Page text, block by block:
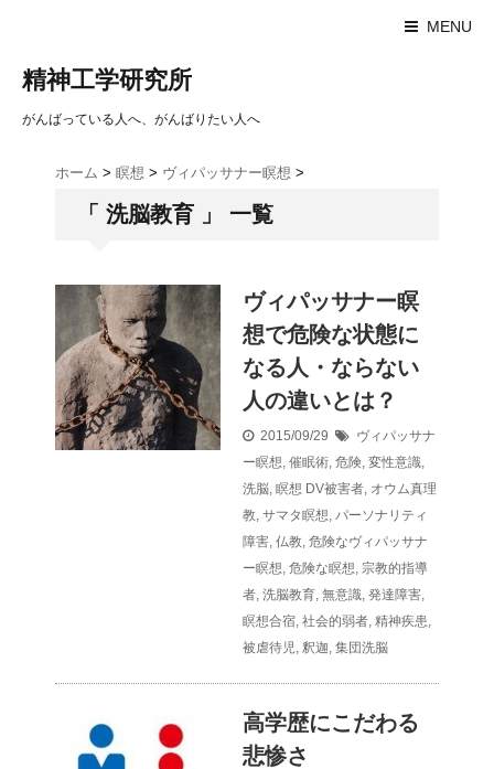
MENU
精神工学研究所
がんばっている人へ、がんばりたい人へ
ホーム > 瞑想 > ヴィパッサナー瞑想 >
「 洗脳教育 」 一覧
ヴィパッサナー瞑
想で危険な状態に
なる人・ならない
人の違いとは？
2015/09/29
ヴィパッサナ
ー瞑想, 催眠術, 危険, 変性意識,
洗脳, 瞑想 DV被害者, オウム真理
教, サマタ瞑想, パーソナリティ
障害, 仏教, 危険なヴィパッサナ
ー瞑想, 危険な瞑想, 宗教的指導
者, 洗脳教育, 無意識, 発達障害,
瞑想合宿, 社会的弱者, 精神疾患,
被虐待児, 釈迦, 集団洗脳
高学歴にこだわる
悲惨さ